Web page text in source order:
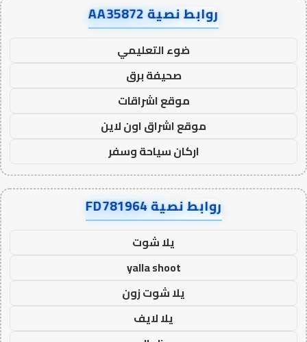
روابط نصية AA35872
ضوء التعليمي
صحيفة برق
موقع اشراقات
موقع اشراق اون لاين
اركان سياحة وسفر
روابط نصية FD781964
يلا شوت
yalla shoot
يلا شوت زون
يلا لايف